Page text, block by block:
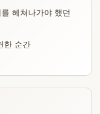
헤쳐나가야 했던
한 순간